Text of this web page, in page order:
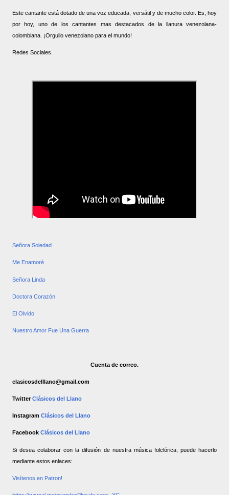
Este cantante está dotado de una voz educada, versátil y de mucho color. Es, hoy
por hoy, uno de los cantantes mas destacados de la llanura venezolana-
colombiana. ¡Orgullo venezolano para el mundo!
Redes Sociales.
Señora Soledad
Me Enamoré
Señora Linda
Doctora Corazón
El Olvido
Nuestro Amor Fue Una Guerra
Cuenta de correo.
clasicosdelllano@gmail.com
TwitterClásicos del Llano
Instagram Clásicos del Llano
Facebook Clásicos del Llano
Si desea colaborar con la difusión de nuestra música folclórica, puede hacerlo
mediante estos enlaces:
Visítenos en Patron!